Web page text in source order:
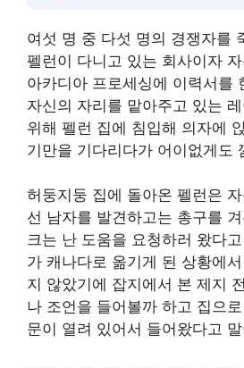
여섯 명 중 다섯 명의 경쟁자를
펠런이 다니고 있는 회사이자
아카디아 프로세싱에 이력서를
자신의 자리를 맡아주고 있는
위해 펠런 집에 침입해 의자에
기만을 기다리다가 어이없게도
허둥지둥 집에 돌아온 펠런은
선 남자를 발견하고는 총구를
크는 난 도움을 요청하러 왔다
가 캐나다로 옮기게 된 상황에
지 않았기에 잡지에서 본 제지
나 조언을 들어볼까 하고 집으
문이 열려 있어서 들어왔다고